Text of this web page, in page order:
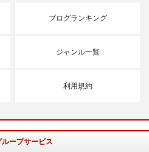
ブログランキング
ジャンル一覧
利用規約
ープサービス